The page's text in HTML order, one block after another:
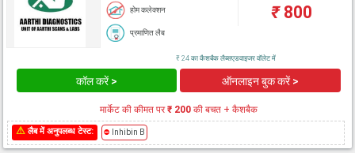
होम कलेक्शन
प्रमाणित लैब
₹800
₹ 24 का कैशबैक लैब्सएडवाइजर वॉलेट में
कॉल करें > ऑनलाइन बुक करें >
मार्केट की कीमत पर₹ 200की बचत + कैशबैक
⚠लैब में अनुपलब्ध टेस्ट: ⛔ Inhibin B